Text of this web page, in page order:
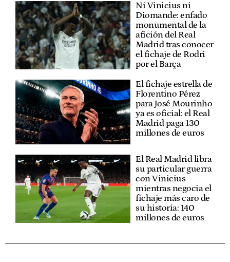
Ni Vinicius ni
Diomande: enfado
monumental de la
afición del Real
Madrid tras conocer
el fichaje de Rodri
por el Barça
El fichaje estrella de
Florentino Pérez
para José Mourinho
ya es oficial: el Real
Madrid paga 130
millones de euros
El Real Madrid libra
su particular guerra
con Vinicius
mientras negocia el
fichaje más caro de
su historia: 140
millones de euros